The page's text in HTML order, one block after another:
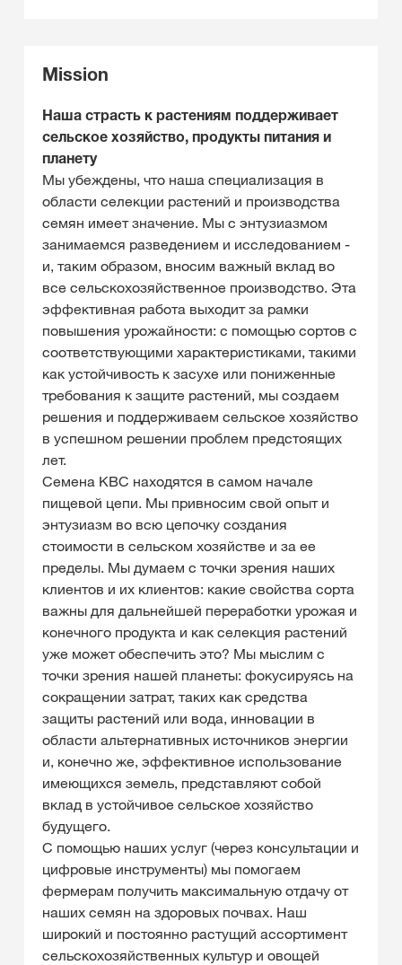
Mission
Наша страсть к растениям поддерживает
сельское хозяйство, продукты питания и
планету
Мы убеждены, что наша специализация в
области селекции растений и производства
семян имеет значение. Мы с энтузиазмом
занимаемся разведением и исследованием -
и, таким образом, вносим важный вклад во
все сельскохозяйственное производство. Эта
эффективная работа выходит за рамки
повышения урожайности: с помощью сортов с
соответствующими характеристиками, такими
как устойчивость к засухе или пониженные
требования к защите растений, мы создаем
решения и поддерживаем сельское хозяйство
в успешном решении проблем предстоящих
лет.
Семена KBC находятся в самом начале
пищевой цепи. Мы привносим свой опыт и
энтузиазм во всю цепочку создания
стоимости в сельском хозяйстве и за ее
пределы. Мы думаем с точки зрения наших
клиентов и их клиентов: какие свойства сорта
важны для дальнейшей переработки урожая и
конечного продукта и как селекция растений
уже может обеспечить это? Мы мыслим с
точки зрения нашей планеты: фокусируясь на
сокращении затрат, таких как средства
защиты растений или вода, инновации в
области альтернативных источников энергии
и, конечно же, эффективное использование
имеющихся земель, представляют собой
вклад в устойчивое сельское хозяйство
будущего.
С помощью наших услуг (через консультации и
цифровые инструменты) мы помогаем
фермерам получить максимальную отдачу от
наших семян на здоровых почвах. Наш
широкий и постоянно растущий ассортимент
сельскохозяйственных культур и овощей